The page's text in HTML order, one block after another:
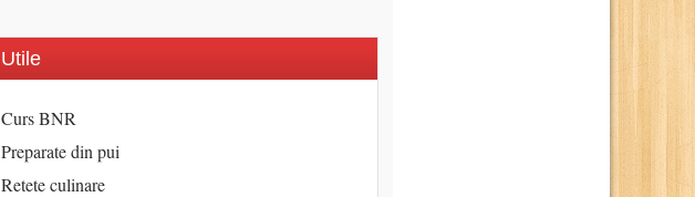
Utile
Curs BNR
Preparate din pui
Retete culinare